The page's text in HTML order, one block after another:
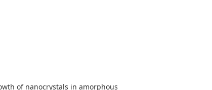
of nanocrystals in amorphous